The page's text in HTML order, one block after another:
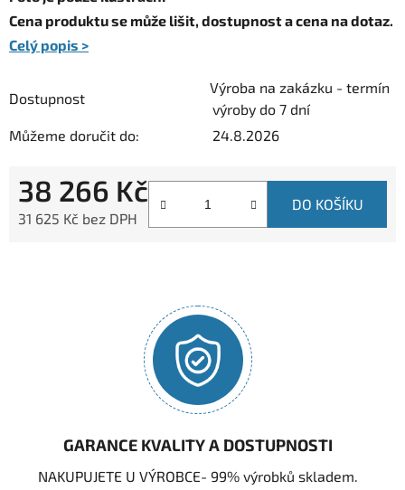
Cena produktu se může lišit, dostupnost a cena na dotaz.
Celý popis >
Dostupnost
Výroba na zakázku - termín
výroby do 7 dní
Můžeme doručit do:
24.8.2026
38 266 Kč
31 625 Kč bez DPH
DO KOŠÍKU
GARANCE KVALITY A DOSTUPNOSTI
NAKUPUJETE U VÝROBCE- 99% výrobků skladem.